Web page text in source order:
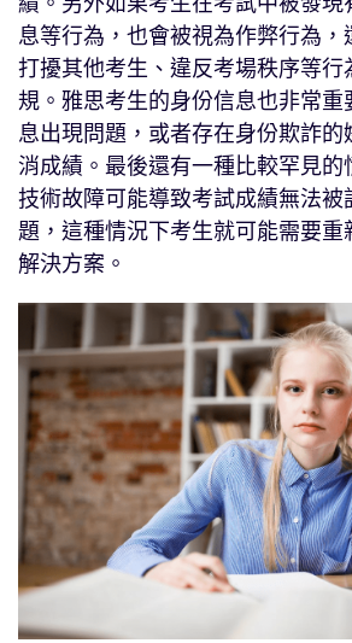
息等行為，也會被視為作弊行為，
打擾其他考生、違反考場秩序等行
規。雅思考生的身份信息也非常重
息出現問題，或者存在身份欺詐的
消成績。最後還有一種比較罕見的
技術故障可能導致考試成績無法被
題，這種情況下考生就可能需要重
解決方案。